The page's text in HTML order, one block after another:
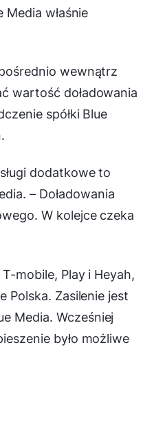
właśnie
wewnątrz
wartość doładowania
spółki Blue
dodatkowe to
– Doładowania
W kolejce czeka
mobile, Play i Heyah,
Polska. Zasilenie jest
Media. Wcześniej
było możliwe